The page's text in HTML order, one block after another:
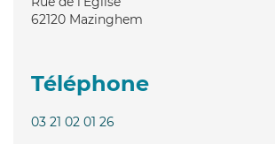
62120 Mazinghem
Téléphone
03 21 02 01 26